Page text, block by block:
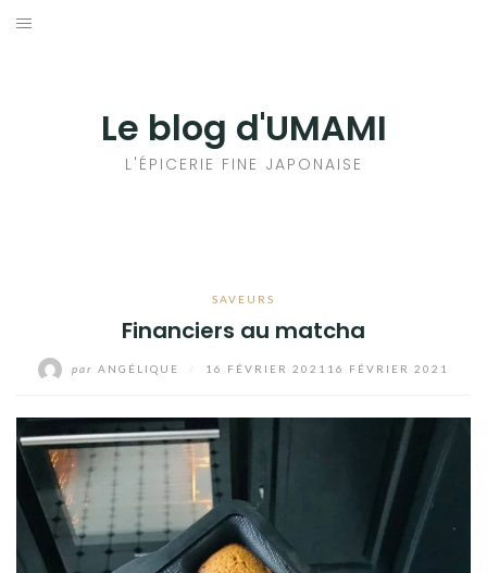
Aller
Le blog d'UMAMI
L'ÉPICERIE FINE JAPONAISE
SAVEURS
Financiers au matcha
par ANGÉLIQUE 16 FÉVRIER 2021 16 FÉVRIER 2021